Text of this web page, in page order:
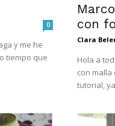
0
y me he
tiempo que
con
Clara
Hola a
con
tutorial,